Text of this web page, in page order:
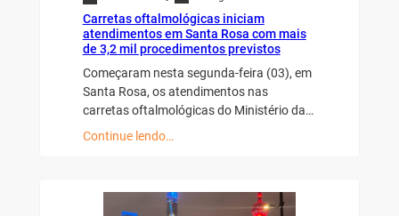
Carretas oftalmológicas iniciam
atendimentos em Santa Rosa com mais
de 3,2 mil procedimentos previstos
Começaram nesta segunda-feira (03), em
Santa Rosa, os atendimentos nas
carretas oftalmológicas do Ministério da…
Continue lendo…